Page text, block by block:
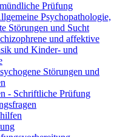
Prüfung
Psychopathologie,
Störungen und Sucht
und affektive
und Kinder- und
Störungen und
- Schriftliche Prüfung